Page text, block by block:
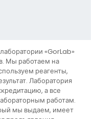
«GorLab»
Мы работаем на
реагенты,
Лаборатория
а все
работам.
мы выдаем, имеет